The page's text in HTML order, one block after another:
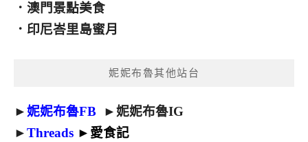
． 澳門景點美食
． 印尼峇里島蜜月
妮妮布魯其他站台
►妮妮布魯FB ►妮妮布魯IG
►Threads ► 愛食記